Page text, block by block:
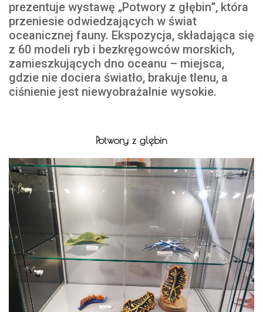
prezentuje wystawę „Potwory z głębin”, która
przeniesie odwiedzających w świat
oceanicznej fauny. Ekspozycja, składająca się
z 60 modeli ryb i bezkręgowców morskich,
zamieszkujących dno oceanu – miejsca,
gdzie nie dociera światło, brakuje tlenu, a
ciśnienie jest niewyobrażalnie wysokie.
Potwory z glębin